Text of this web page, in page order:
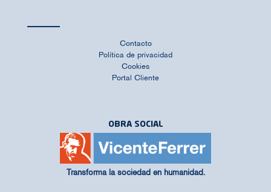
Contacto
Política de privacidad
Cookies
Portal Cliente
OBRA SOCIAL
Transforma la sociedad en humanidad.